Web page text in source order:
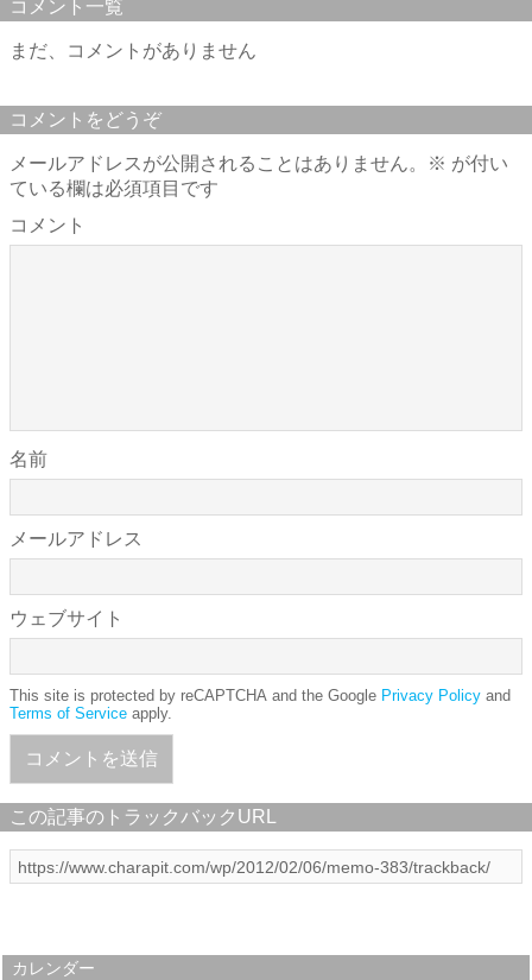
コメント一覧
まだ、コメントがありません
コメントをどうぞ
メールアドレスが公開されることはありません。 ※ が付い
ている欄は必須項目です
コメント
名前
メールアドレス
ウェブサイト
This site is protected by reCAPTCHA and the Google Privacy Policy and
Terms of Service apply.
この記事のトラックバックURL
カレンダー